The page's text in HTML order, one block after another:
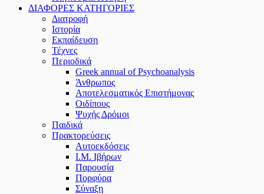
ΔΙΑΦΟΡΕΣ ΚΑΤΗΓΟΡΙΕΣ
Διατροφή
Ιστορία
Εκπαίδευση
Τέχνες
Περιοδικά
Greek annual of Psychoanalysis
Άνθρωπος
Αποτελεσματικός Επιστήμονας
Οιδίπους
Ψυχής Δρόμοι
Παιδικά
Πρακτoρεύσεις
Αυτοεκδόσεις
Ι.Μ. Ιβήρων
Παρουσία
Πορφύρα
Σύναξη